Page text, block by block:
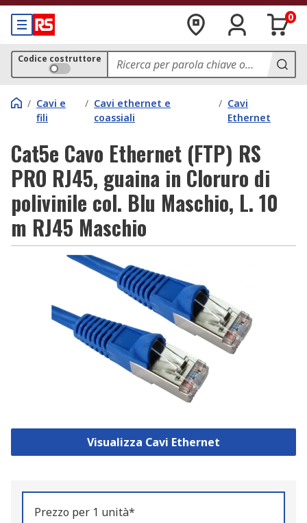
0
Codice costruttore
/ Cavi e
fili
/ Cavi ethernet e
coassiali
/ Cavi
Ethernet
Cat5e Cavo Ethernet (FTP) RS
PRO RJ45, guaina in Cloruro di
polivinile col. Blu Maschio, L. 10
m RJ45 Maschio
Visualizza Cavi Ethernet
Prezzo per 1 unità*